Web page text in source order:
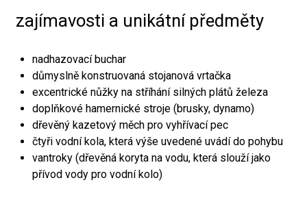
zajímavosti a unikátní předměty
nadhazovací buchar
důmyslně konstruovaná stojanová vrtačka
excentrické nůžky na stříhání silných plátů železa
doplňkové hamernické stroje (brusky, dynamo)
dřevěný kazetový měch pro vyhřívací pec
čtyři vodní kola, která výše uvedené uvádí do pohybu
vantroky (dřevěná koryta na vodu, která slouží jako
přívod vody pro vodní kolo)